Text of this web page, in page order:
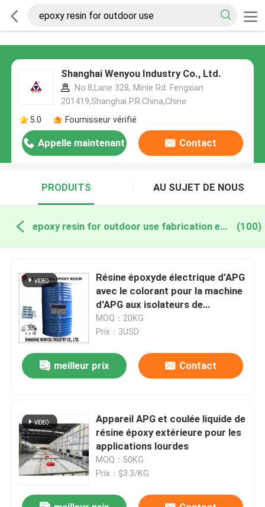
Shanghai Wenyou Industry Co., Ltd.
No.8,Lane 328, Minle Rd. Fengxian
201419,Shanghai P.R.China,Chine
5.0
Fournisseur vérifié
Appelle maintenant Contact
PRODUITS AU SUJET DE NOUS
epoxy resin for outdoor use fabrication en ligne (100)
Résine époxyde électrique d'APG
avec le colorant pour la machine
d'APG aux isolateurs de
transformateur
MOQ：20KG
Prix：3USD
meilleur prix Contact
Appareil APG et coulée liquide de
résine époxy extérieure pour les
applications lourdes
MOQ：50KG
Prix：$3.3/KG